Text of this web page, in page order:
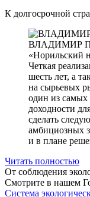
К долгосрочной
ВЛАДИМИР
«Норильский
Четкая
шесть лет, а
на сырьевых
один из самых
доходности
сделать
амбициозных
и в плане
Читать полностью
От соблюдения
Смотрите в нашем
Система